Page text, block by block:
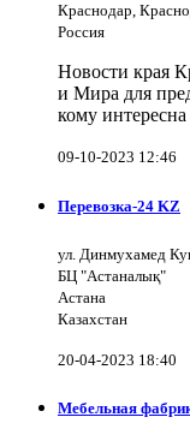
Краснодар,
Россия
Новости края
и Мира для
кому
09-10-2023 12:46
Перевозка-24 KZ
ул. Динмухамед
БЦ "Астаналық"
Астана
Казахстан
20-04-2023 18:40
Мебельная